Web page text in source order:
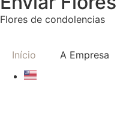
Flores de condolencias
Início A Empresa